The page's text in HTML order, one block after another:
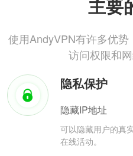
主要
使用AndyVPN有许多优势
访问权限和
隐私保护
隐藏IP地址
可以隐藏用户的真
在线活动。